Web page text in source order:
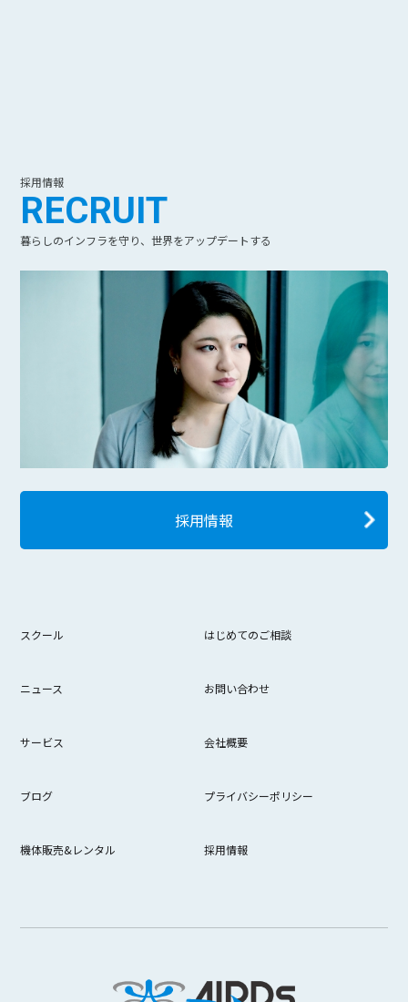
採用情報
RECRUIT
暮らしのインフラを守り、世界をアップデートする
採用情報
スクール はじめてのご相談
ニュース お問い合わせ
サービス 会社概要
ブログ プライバシーポリシー
機体販売&レンタル 採用情報